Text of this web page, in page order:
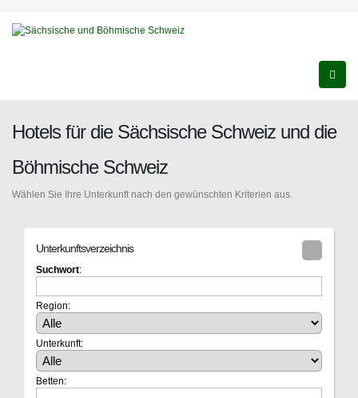
Hotels für die Sächsische Schweiz und die
Böhmische Schweiz
Wählen Sie Ihre Unterkunft nach den gewünschten Kriterien aus.
Unterkunftsverzeichnis
Suchwort:
Region:
Unterkunft:
Betten: